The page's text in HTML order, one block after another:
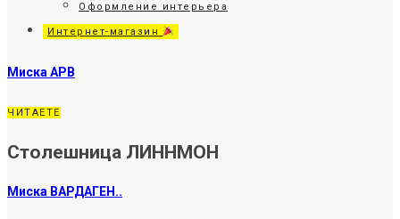
Оформление интерьера
Интернет-магазин
Миска АРВ
ЧИТАЕТЕ
Столешница ЛИННМОН
Миска ВАРДАГЕН..